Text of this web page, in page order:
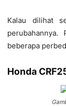
Kalau dilihat
beberapa
Honda